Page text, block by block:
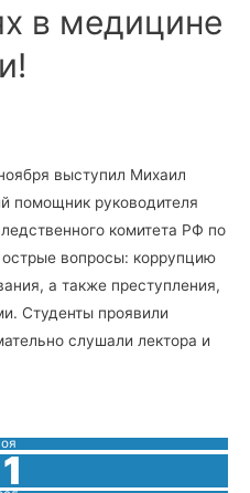
в медицине
выступил Михаил
помощник руководителя
комитета РФ по
вопросы: коррупцию
а также преступления,
Студенты проявили
слушали лектора и